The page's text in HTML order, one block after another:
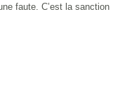
faute. C’est la sanction